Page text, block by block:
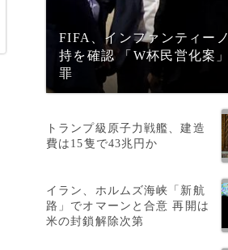
FIFA、インファンティー
持を確認 「W杯民営化案
罪
トランプ級原子力戦艦、建造
費は15隻で43兆円か
イラン、ホルムズ海峡「新航
路」でオマーンと合意 再開は
米の封鎖解除次第